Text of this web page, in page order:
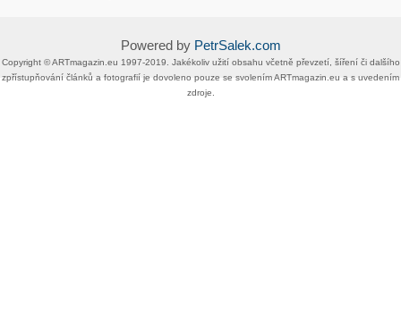
Powered by PetrSalek.com
Copyright ©​ ​​ARTmagazin.eu ​1997-2019​.​ Jakékoliv užití obsahu včetně převzetí, šíření či dalšího
zpřístupňování článků a fotografií je dovoleno pouze se svolením ​ARTmagazin.eu​ ​a s uvedením
zdroje.